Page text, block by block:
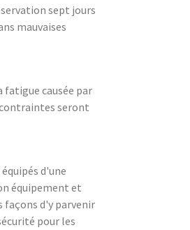
sept jours
mauvaises
fatigue causée par
seront
d'une
équipement et
façons d'y parvenir
pour les